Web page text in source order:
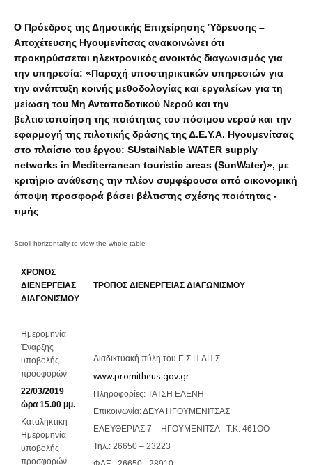
Ο Πρόεδρος της Δημοτικής Επιχείρησης Ύδρευσης –
Αποχέτευσης Ηγουμενίτσας ανακοινώνει ότι
προκηρύσσεται ηλεκτρονικός ανοικτός διαγωνισμός για
την υπηρεσία: «Παροχή υποστηρικτικών υπηρεσιών για
την ανάπτυξη κοινής μεθοδολογίας και εργαλείων για τη
μείωση του Μη Ανταποδοτικού Νερού και την
βελτιστοποίηση της ποιότητας του πόσιμου νερού και την
εφαρμογή της πιλοτικής δράσης της Δ.Ε.Υ.Α. Ηγουμενίτσας
στο πλαίσιο του έργου: SUstaiNable WATER supply
networks in Mediterranean touristic areas (SunWater)», με
κριτήριο ανάθεσης την πλέον συμφέρουσα από οικονομική
άποψη προσφορά βάσει βέλτιστης σχέσης ποιότητας -
τιμής
ΧΡΟΝΟΣ
ΔΙΕΝΕΡΓΕΙΑΣ
ΔΙΑΓΩΝΙΣΜΟΥ
ΤΡΟΠΟΣ ΔΙΕΝΕΡΓΕΙΑΣ ΔΙΑΓΩΝΙΣΜΟΥ
Ημερομηνία
Έναρξης
υποβολής
προσφορών
22/03/2019
ώρα 15.00 μμ.
Καταληκτική
Ημερομηνία
υποβολής
προσφορών
Διαδικτυακή πύλη του Ε.Σ.Η.ΔΗ.Σ.
www.promitheus.gov.gr
Πληροφορίες: ΤΑΤΣΗ ΕΛΕΝΗ
Επικοινωνία: ΔΕΥΑ ΗΓΟΥΜΕΝΙΤΣΑΣ
ΕΛΕΥΘΕΡΙΑΣ 7 – ΗΓΟΥΜΕΝΙΤΣΑ - T.K. 461ΟΟ
Τηλ.: 26650 – 23223